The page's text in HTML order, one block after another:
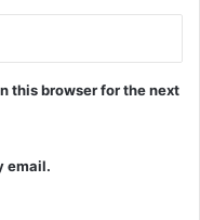
this browser for the next
email.